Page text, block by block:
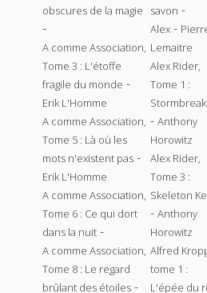
obscures de la magie
-
A comme Association,
Tome 3 : L'étoffe
fragile du monde -
Erik L'Homme
A comme Association,
Tome 5 : Là où les
mots n'existent pas -
Erik L'Homme
A comme Association,
Tome 6 : Ce qui dort
dans la nuit -
A comme Association,
Tome 8 : Le regard
brûlant des étoiles -
savon -
Alex -
Lemaitre
Alex Rider,
Tome 1 :
- Anthony
Horowitz
Alex Rider,
Tome 3 :
Skeleton
- Anthony
Horowitz
Alfred
tome 1 :
L'épée du